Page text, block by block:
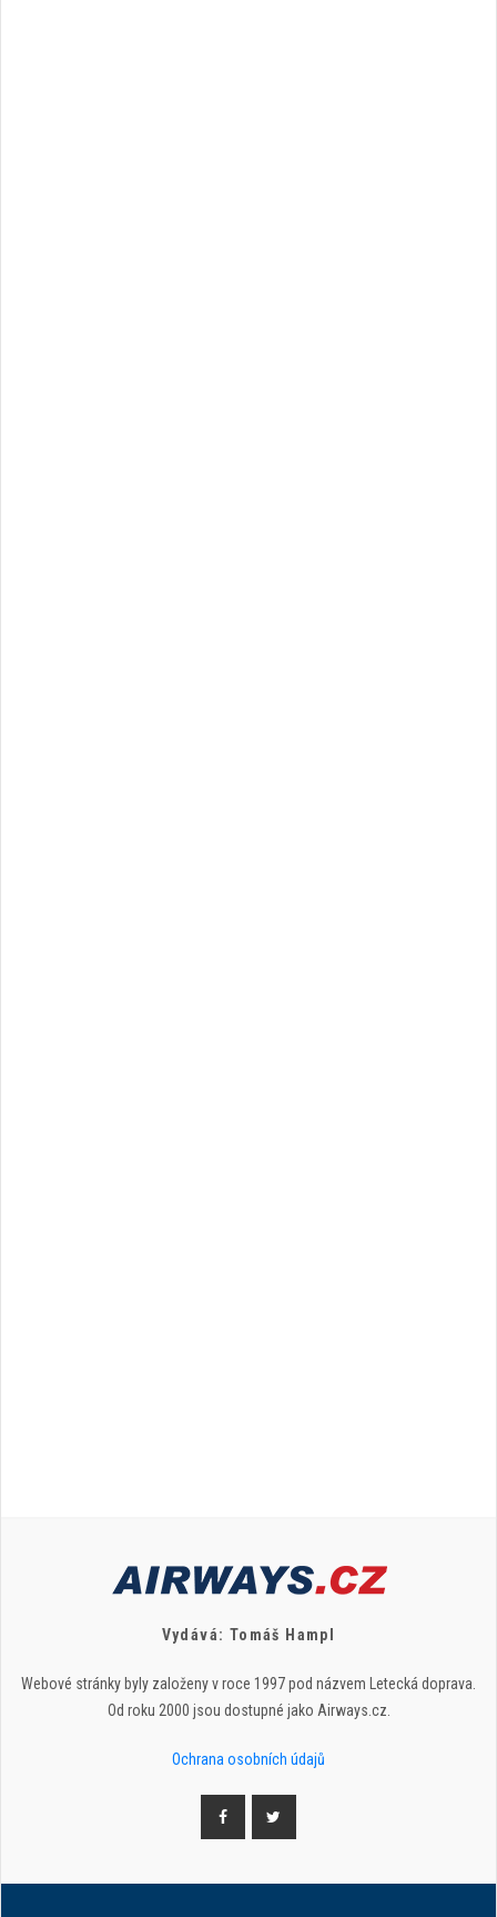
Vydává: Tomáš Hampl
Webové stránky byly založeny v roce 1997 pod názvem Letecká doprava.
Od roku 2000 jsou dostupné jako Airways.cz.
Ochrana osobních údajů